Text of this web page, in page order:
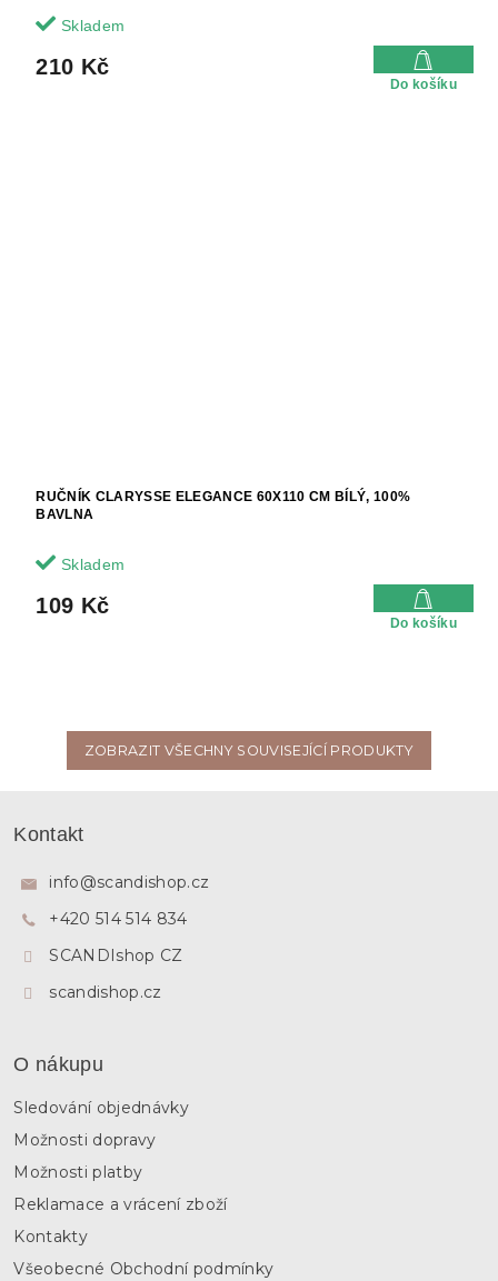
Skladem
210 Kč
Do košíku
RUČNÍK CLARYSSE ELEGANCE 60X110 CM BÍLÝ, 100%
BAVLNA
Skladem
109 Kč
Do košíku
ZOBRAZIT VŠECHNY SOUVISEJÍCÍ PRODUKTY
Kontakt
info@scandishop.cz
+420 514 514 834
SCANDIshop CZ
scandishop.cz
O nákupu
Sledování objednávky
Možnosti dopravy
Možnosti platby
Reklamace a vrácení zboží
Kontakty
Všeobecné Obchodní podmínky